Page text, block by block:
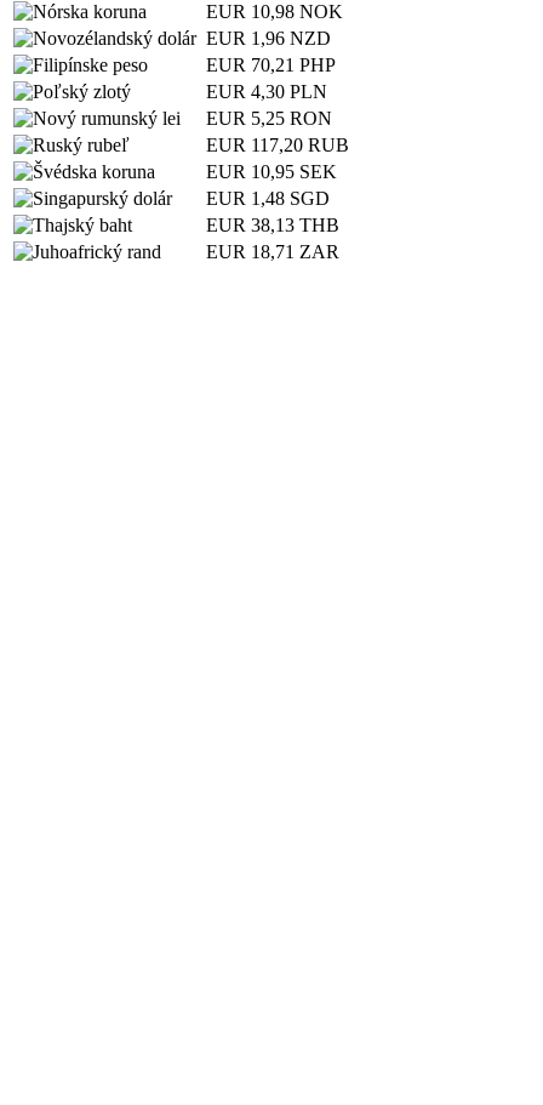
EUR 10,98 NOK
EUR 1,96 NZD
EUR 70,21 PHP
EUR 4,30 PLN
EUR 5,25 RON
EUR 117,20 RUB
EUR 10,95 SEK
EUR 1,48 SGD
EUR 38,13 THB
EUR 18,71 ZAR